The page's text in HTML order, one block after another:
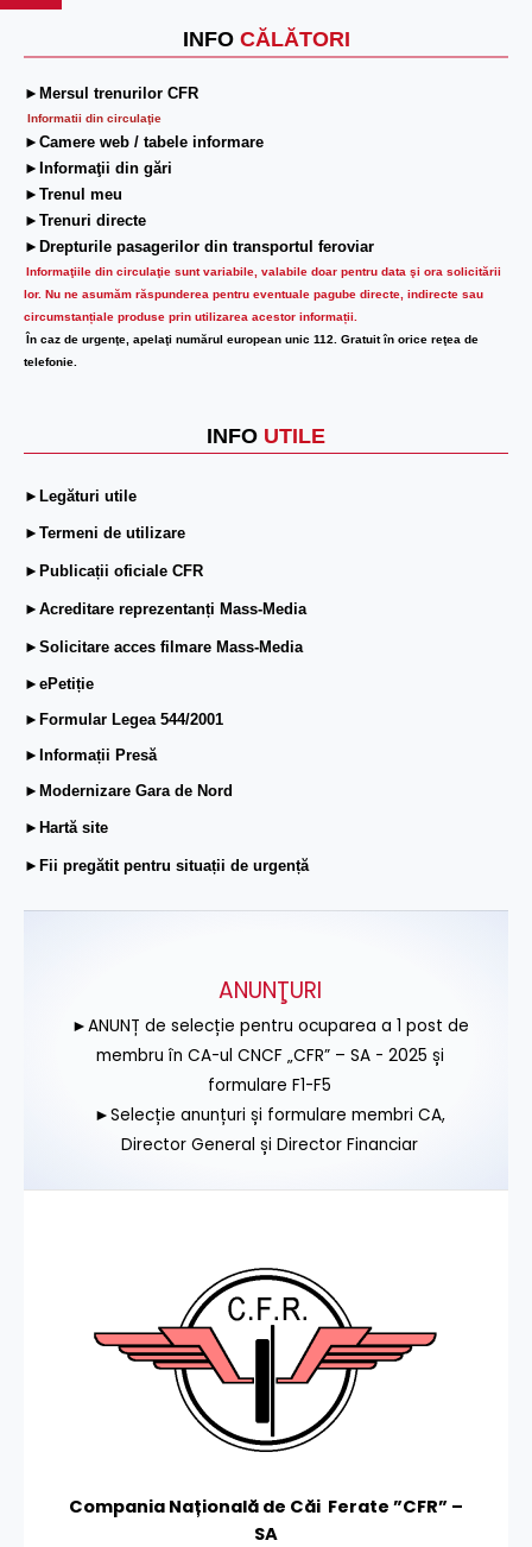
INFO CĂLĂTORI
►Mersul trenurilor CFR
Informatii din circulaţie
►Camere web / tabele informare
►Informaţii din gări
►Trenul meu
►Trenuri directe
►Drepturile pasagerilor din transportul feroviar
Informaţiile din circulaţie sunt variabile, valabile doar pentru data şi ora solicitării
lor. Nu ne asumăm răspunderea pentru eventuale pagube directe, indirecte sau
circumstanțiale produse prin utilizarea acestor informații.
În caz de urgenţe, apelaţi numărul european unic 112. Gratuit în orice reţea de
telefonie.
INFO UTILE
►Legături utile
►Termeni de utilizare
►Publicații oficiale CFR
►Acreditare reprezentanți Mass-Media
►Solicitare acces filmare Mass-Media
►ePetiție
►Formular Legea 544/2001
►Informații Presă
►Modernizare Gara de Nord
►Hartă site
►Fii pregătit pentru situații de urgență
ANUNŢURI
►ANUNȚ de selecție pentru ocuparea a 1 post de
membru în CA-ul CNCF „CFR” – SA - 2025 și
formulare F1-F5
►Selecție anunțuri și formulare membri CA,
Director General și Director Financiar
Compania Națională de Căi Ferate ”CFR” –
SA